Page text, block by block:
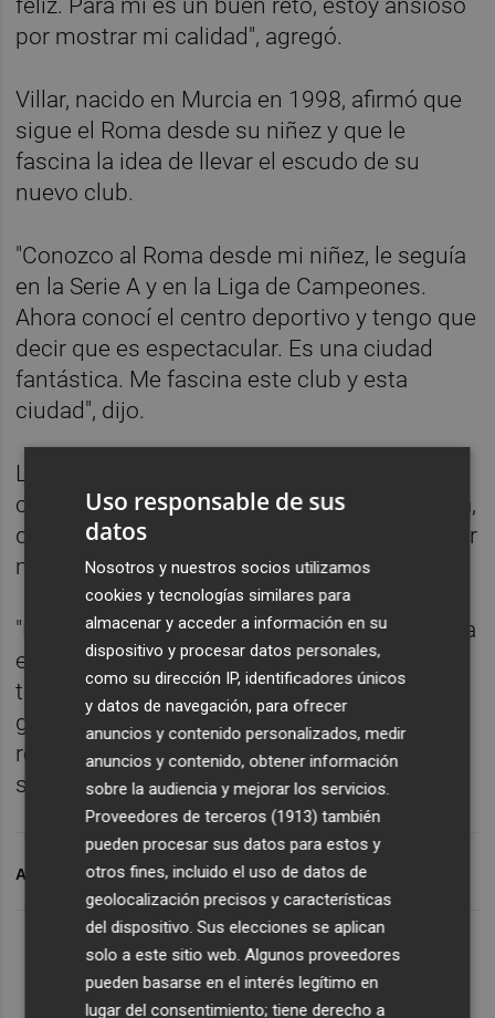
feliz. Para mí es un buen reto, estoy ansioso
por mostrar mi calidad", agregó.
Villar, nacido en Murcia en 1998, afirmó que
sigue el Roma desde su niñez y que le
fascina la idea de llevar el escudo de su
nuevo club.
"Conozco al Roma desde mi niñez, le seguía
en la Serie A y en la Liga de Campeones.
Ahora conocí el centro deportivo y tengo que
decir que es espectacular. Es una ciudad
fantástica. Me fascina este club y esta
ciudad", dijo.
Llega al conjunto romanista para reforzar el
centro del campo del técnico Paulo Fonseca,
quien le mostró su confianza desde el primer
monto.
"Espero que mis características se adapten a
este equipo y quiero demostrar mi calidad al
técnico. Soy un centrocampista al que le
gusta estar cerca del balón par dar pases o
recibirlos. También sé llevar el balón y
superar la presión del rival", dijo Villar.
ARCHIVADO EN AS ROMA ELCHE CF GONZALO VILLAR
Uso responsable de sus
datos
Nosotros y nuestros socios utilizamos
cookies y tecnologías similares para
almacenar y acceder a información en su
dispositivo y procesar datos personales,
como su dirección IP, identificadores únicos
y datos de navegación, para ofrecer
anuncios y contenido personalizados, medir
anuncios y contenido, obtener información
sobre la audiencia y mejorar los servicios.
Proveedores de terceros (1913) también
pueden procesar sus datos para estos y
otros fines, incluido el uso de datos de
geolocalización precisos y características
del dispositivo. Sus elecciones se aplican
solo a este sitio web. Algunos proveedores
pueden basarse en el interés legítimo en
lugar del consentimiento; tiene derecho a